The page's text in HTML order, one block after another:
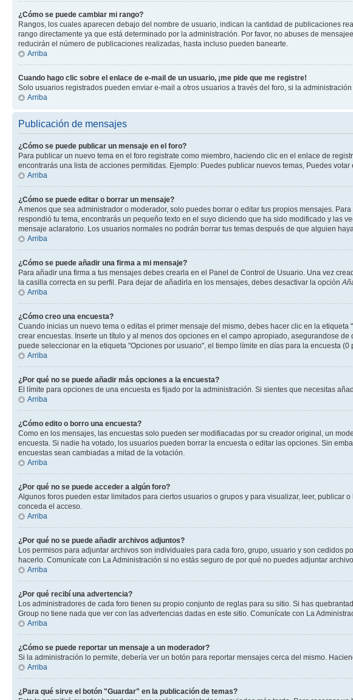
¿Cómo se puede cambiar mi rango?
Rangos, los cuales aparecen debajo del nombre de usuario, indican la cantidad de publicaciones
rango directamente ya que está determinado por la administración. Por favor, no abuses de
reducirán el número de publicaciones realizadas, hasta incluso pueden banearte.
Arriba
Cuando hago clic sobre el enlace de e-mail de un usuario, ¡me pide que me registre!
Solo usuarios registrados pueden enviar e-mail a otros usuarios a través del foro, si la
Arriba
Publicación de mensajes
¿Cómo se puede publicar un mensaje en el foro?
Para publicar un nuevo tema en el foro registrate como miembro, haciendo clic en el enlace de
encontrarás una lista de acciones permitidas. Ejemplo: Puedes publicar nuevos temas, Puedes votar
Arriba
¿Cómo se puede editar o borrar un mensaje?
A menos que sea administrador o moderador, solo puedes borrar o editar tus propios mensajes.
respondió tu tema, encontrarás un pequeño texto en el suyo diciendo que ha sido modificado y las
mensaje aclaratorio. Los usuarios normales no podrán borrar tus temas después de que alguien
Arriba
¿Cómo se puede añadir una firma a mi mensaje?
Para añadir una firma a tus mensajes debes crearla en el Panel de Control de Usuario. Una vez
la casilla correcta en su perfil. Para dejar de añadirla en los mensajes, debes desactivar la opción
Arriba
¿Cómo creo una encuesta?
Cuando inicias un nuevo tema o editas el primer mensaje del mismo, debes hacer clic en la
crear encuestas. Inserte un título y al menos dos opciones en el campo apropiado, asegurandose
puede seleccionar en la etiqueta "Opciones por usuario", el tiempo límite en días para la encuesta
Arriba
¿Por qué no se puede añadir más opciones a la encuesta?
El límite para opciones de una encuesta es fijado por la administración. Si sientes que necesitas
Arriba
¿Cómo edito o borro una encuesta?
Como en los mensajes, las encuestas solo pueden ser modifiacadas por su creador original, un
encuesta. Si nadie ha votado, los usuarios pueden borrar la encuesta o editar las opciones. Sin
encuestas sean cambiadas a mitad de la votación.
Arriba
¿Por qué no se puede acceder a algún foro?
Algunos foros pueden estar limitados para ciertos usuarios o grupos y para visualizar, leer,
conceda el acceso.
Arriba
¿Por qué no se puede añadir archivos adjuntos?
Los permisos para adjuntar archivos son individuales para cada foro, grupo, usuario y son cedidos
hacerlo. Comunícate con La Administración si no estás seguro de por qué no puedes adjuntar
Arriba
¿Por qué recibí una advertencia?
Los administradores de cada foro tienen su propio conjunto de reglas para su sitio. Si has
Group no tiene nada que ver con las advertencias dadas en este sitio. Comunícate con La
Arriba
¿Cómo se puede reportar un mensaje a un moderador?
Si la administración lo permite, debería ver un botón para reportar mensajes cerca del mismo.
Arriba
¿Para qué sirve el botón "Guardar" en la publicación de temas?